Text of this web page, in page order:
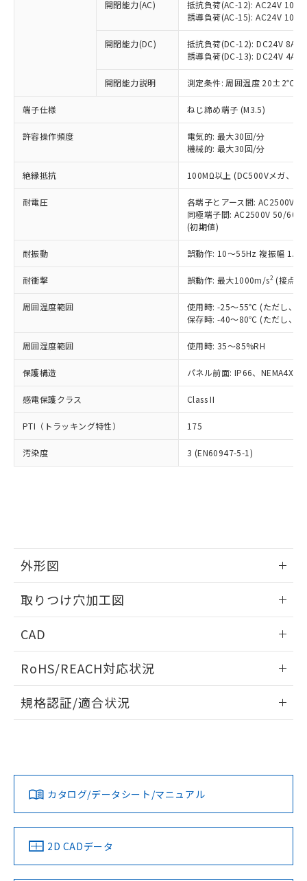
開閉能力(AC)
抵抗負荷(AC-12): AC24V 10A/
誘導負荷(AC-15): AC24V
開閉能力(DC)
抵抗負荷(DC-12): DC24V 8A/
誘導負荷(DC-13): DC24V 4A/
開閉能力説明 測定条件: 周囲温度 20±2℃、
端子仕様 ねじ締め端子 (M3.5)
許容操作頻度
電気的: 最大30回/分
機械的: 最大30回/分
絶縁抵抗 100MΩ以上 (DC500Vメガ、点
耐電圧
各端子とアース間: AC2500V
同極端子間: AC2500V 50/
(初期値)
耐振動 誤動作: 10～55Hz 複振幅
耐衝撃 誤動作: 最大1000m/s2 (接点
周囲温度範囲
使用時: -25～55℃ (ただし、氷
保存時: -40～80℃ (ただし、氷
周囲湿度範囲 使用時: 35～85%RH
保護構造 パネル前面: IP66、NEMA4X,
感電保護クラス Class II
PTI（トラッキング特性） 175
汚染度 3 (EN60947-5-1)
外形図
取りつけ穴加工図
CAD
ドすることができます。
ログイン/会員登録
ダウンロードデータをご利用いただく前に、以下を必ずお読
みください。
ソフトウェアの使用条件
RoHS/REACH対応状況
EU RoHS 注意事項・凡例
対応済み
中国 RoHS 注意事項・凡例
規格認証/適合状況
LR型式承認
（イギリス
船舶規格）
DNV型式承認
（ノルウェー
BV型式承認
（フランス
KR型式
（韓国
No No No No
カタログ/データシート/マニュアル
2D CADデータ
本サービスの対象外となる商品もある
ことをご了承ください。
在庫状況および標準価格照会結果は、
記載している更新日時点での社内デー
タに基づき作成されるものであり、閲
覧された時点での実際の在庫および標
正式な納期状況および標準価格はお客
様のお取引先、またはお客様担当のオ
ムロン制御機器販売店・当社販売員に
オムロン制御機器販売店や当社販売拠
販売ネットワーク
」をご確認
在庫状況および標準価格結果を当社の
示しないようお願いします。
マイパーツ機能（部品リスト作成サー
ビス）をご利用いただくには、I-Web
メンバーズにご登録されている必要が
お客様が当ウェブサイト上で当社にご
登録された部品リストについて、当社
および当社の共同利用者が、当社の製
品・サービスに関するお客様との取
引・商談に必要な範囲で利用すること
をご了承ください。
の共同利用に関して"
の「1.共同利
用者の範囲」に記載されている法人を
仕入先様の事情により、非含有部品として
いたものが、含有品と判明した場合などや
むを得ず変更することがあります。
ミウム(Cd) 100ppm以下、
六価クロム(Cr(Ⅵ)) 1000ppm以下、ポリ臭化ビフェニル
類(PBB) 1000ppm以下、ポリ臭化ジフェニルエーテル類
(PBDE) 1000ppm以下、フタル酸ビス(2-エチルヘキシ
ルベンジル（BBP） 1000ppm以下、フタル酸ジブチル
（DBP） 1000ppm以下、フタル酸ジイソブチル
適用除外項目は除く。
フタル酸エステル類の４物質については閾値を超える意
図的な使用がないことを確認しています。
部品在庫の切り替え状況などにより、予定
月が前後することがあります。
※3 非含有証明書ダウンロード
下記の非含有証明書をダウンロードするこ
EU RoHS指令（10物質）の非含有証明書
51物質の非含有証明書（当社基準）
※本証明書は発行日時点で非含有を証明す
るもので、過去に遡って非含有を証明する
ものではありません。
り、2022年1月12日より割愛しておりま
す。
「×」：最大均質材料含有率が中国RoHSの
基準値を超えていることを示します。
「－」：未確認です。当社販売部門へお問
い合わせください。
*中国RoHS10物質の基準値 (GB/T26572)：
Pb(鉛) :1000ppm、 Hg(水銀) : 1000ppm、 Cd(カドミウ
Cr(Ⅵ)(六価クロム) : 1000ppm、 PBBs(ポリ臭化ビフェ
DBP(フタル酸ジブチル) : 1000ppm、 DIBP(フタル酸ジ
イソブチル) : 1000ppm、 BBP(フタル酸ブチルベンジ
DEHP(フタル酸ビス(2-エチルヘキシル)) : 1000ppm
「ｅ」：有害物質（10物質）のすべてが基
準値以下であることを示します。
「10」：通常の使用状況下において有害物
質が外部に漏えいし、環境に深刻な影響を
及ぼさない年数を意味します。
「－」：未確認です。当社販売部門へお問
当社は、これら貴社製品のうち、外国
為替および外国貿易法に定める商品
（以下｢規制貨物等」という）を輸出
または国外への提供する場合は、日本
国政府の輸出許可(または役務取引許
可)を取得するなどの必要な手続きを
当社は規制貨物を破棄する場合は、完
全に破砕するなど、違法に輸出されな
いよう必要な手段を講じます。
当社は貴社製品を、核兵器、ミサイ
ル、化学兵器、生物兵器またはその他
武器並びにこれらの製造装置等に一切
当社は、貴社製品を第三者に販売する
場合は、上記1、2および3の内容を当
該第三者に通知します。また当社は、
販売先および販売に係わる関係者が違
法に輸出するおそれがある場合は、取
キャンセル
一定数以上の在庫あり
一定数には満たないが在庫あり
在庫なし(最新の在庫状況につ
いては、お客様のお取引先、ま
たはお客様担当のオムロン制御
機器販売店・当社販売員にご確
受注生産機種、また在庫状況の
情報を公開していない機種